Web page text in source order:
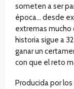
someten a ser
época… desde
extremas mucho
historia sigue a
ganar un
con que el reto
Producida por